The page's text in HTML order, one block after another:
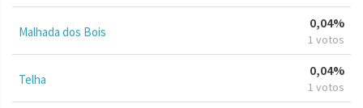
Malhada dos Bois
0,04%
1 votos
Telha
0,04%
1 votos